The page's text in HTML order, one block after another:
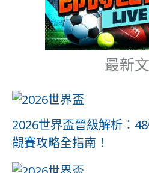
最新
2026世界盃晉級解析：
觀賽攻略全指南！